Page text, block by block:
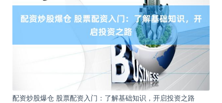
配资炒股爆仓 股票配资入门：了解基础知识，开启投资之路